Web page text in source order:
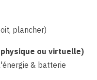
plancher)
ou virtuelle)
& batterie